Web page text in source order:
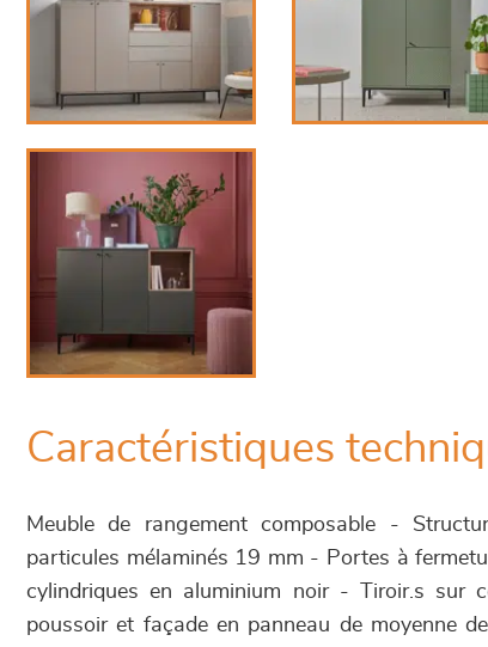
Caractéristiques
Meuble de rangement composable -
particules mélaminés 19 mm - Portes à
cylindriques en aluminium noir - Tiroir.s sur
poussoir et façade en panneau de moyenne